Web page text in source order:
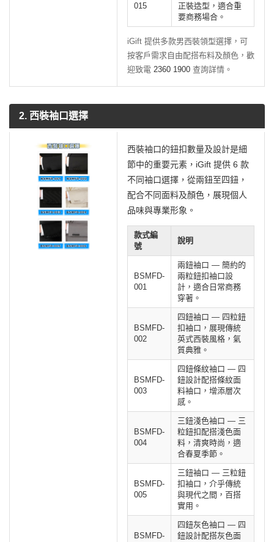
015
正裝造型，適合重
要商務場合。
iGift 提供多款男西裝領型選擇，可
按客戶需求自由配搭布料及顏色，歡
迎致電 2360 1900 查詢詳情。
2. 西裝袖口選擇
西裝袖口的鈕扣數量及設計是細
節中的重要元素，iGift 提供 6 款
不同袖口選擇，從兩鈕至四鈕，
配合不同面料及顏色，展現個人
品味與專業形象。
款式編
號
說明
BSMFD-
001
兩鈕袖口 — 簡約的
兩粒鈕扣袖口設
計，適合日常商務
穿著。
BSMFD-
002
四鈕袖口 — 四粒鈕
扣袖口，展現傳統
英式西裝風格，氣
質典雅。
BSMFD-
003
四鈕條紋袖口 — 四
鈕設計配搭條紋面
料袖口，增添層次
感。
BSMFD-
004
三鈕淺色袖口 — 三
粒鈕扣配搭淺色面
料，清爽時尚，適
合春夏季節。
BSMFD-
005
三鈕袖口 — 三粒鈕
扣袖口，介乎傳統
與現代之間，百搭
實用。
BSMFD-
四鈕灰色袖口 — 四
鈕設計配搭灰色面